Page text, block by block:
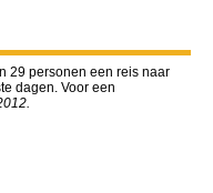
29 personen een reis naar
dagen. Voor een